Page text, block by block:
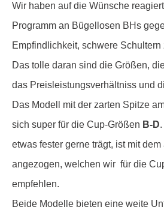
Wir haben auf die Wünsche
Programm an Bügellosen BHs
Empfindlichkeit, schwere
Das tolle daran sind die Größen,
das Preisleistungsverhältniss und
Das Modell mit der zarten Spitze
sich super für die Cup-Größen B-D
etwas fester gerne trägt, ist mit
angezogen, welchen wir für die
empfehlen.
Beide Modelle bieten eine weite